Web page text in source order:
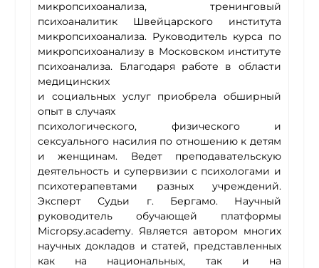
микропсихоанализа, тренинговый
психоаналитик Швейцарского института
микропсихоанализа. Руководитель курса по
микропсихоанализу в Московском институте
психоанализа. Благодаря работе в области
медицинских
и социальных услуг приобрела обширный
опыт в случаях
психологического, физического и
сексуального насилия по отношению к детям
и женщинам. Ведет преподавательскую
деятельность и супервизии с психологами и
психотерапевтами разных учреждений.
Эксперт Судьи г. Бергамо. Научный
руководитель обучающей платформы
Micropsy.academy. Является автором многих
научных докладов и статей, представленных
как на национальных, так и на